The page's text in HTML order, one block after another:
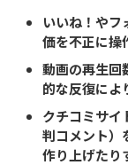
いいね！やフ
価を不正に操
動画の再生回
的な反復によ
クチコミサイ
判コメント）
作り上げたり